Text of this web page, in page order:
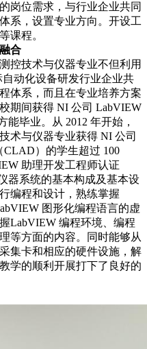
岗位需求，与行业企业共同
系，设置专业方向。开设工
课程。
合
技术与仪器专业不但利用
动化设备研发行业企业共
体系，而且在专业培养方案
期间获得 NI 公司 LabVIEW
毕业。从 2012 年开始，
术与仪器专业获得 NI 公司
）的学生超过 100
助理开发工程师认证
器系统的基本构成及基本设
编程和设计，熟练掌握
图形化编程语言的虚
LabVIEW 编程环境、编程
等方面的内容。同时能够从
集卡和相应的硬件设施，解
学的顺利开展打下了良好的